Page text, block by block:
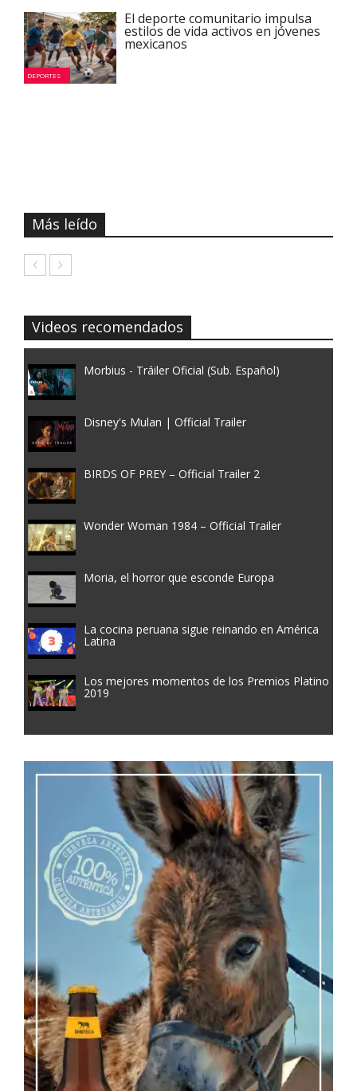
DEPORTES
El deporte comunitario impulsa
estilos de vida activos en jóvenes
mexicanos
Más leído
Videos recomendados
Morbius - Tráiler Oficial (Sub. Español)
Disney's Mulan | Official Trailer
BIRDS OF PREY – Official Trailer 2
Wonder Woman 1984 – Official Trailer
Moria, el horror que esconde Europa
La cocina peruana sigue reinando en América
Latina
Los mejores momentos de los Premios Platino
2019